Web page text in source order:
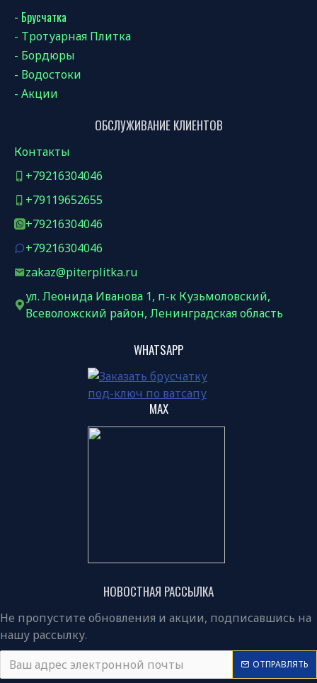
- Брусчатка
- Тротуарная Плитка
- Бордюры
- Водостоки
- Акции
ОБСЛУЖИВАНИЕ КЛИЕНТОВ
Контакты
+79216304046
+79119652655
+79216304046
+79216304046
zakaz@piterplitka.ru
ул. Леонида Иванова 1, п-к Кузьмоловский,
Всеволожский район, Ленинградская область
WHATSAPP
MAX
НОВОСТНАЯ РАССЫЛКА
Не пропустите обновления и акции, подписавшись на
нашу рассылку.
ОТПРАВЛЯТЬ